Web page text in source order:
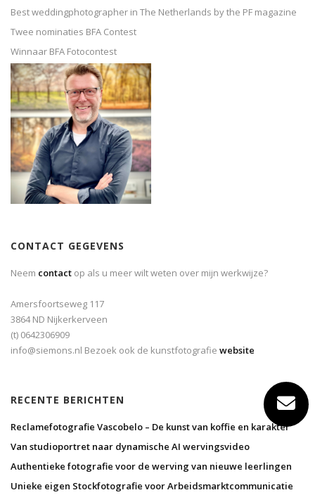
Best weddingphotographer in The Netherlands by the PF magazine
Twee nominaties BFA Contest
Winnaar BFA Fotocontest
CONTACT GEGEVENS
Neem contact op als u meer wilt weten over mijn werkwijze?
Amersfoortseweg 117
3864 ND Nijkerkerveen
(t) 0642306909
info@siemons.nl Bezoek ook de kunstfotografie website
RECENTE BERICHTEN
Reclamefotografie Vascobelo – De kunst van koffie en karakter
Van studioportret naar dynamische AI wervingsvideo
Authentieke fotografie voor de werving van nieuwe leerlingen
Unieke eigen Stockfotografie voor Arbeidsmarktcommunicatie